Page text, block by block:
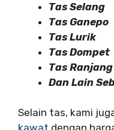
Tas Selang
Tas Ganepo
Tas Lurik
Tas Dompet
Tas Ranjang
Dan Lain
Selain tas, kami